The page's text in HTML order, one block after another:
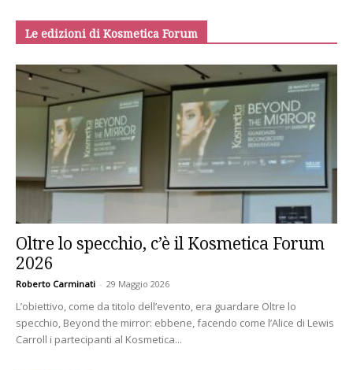
Le edizioni di Kosmetica Forum
Oltre lo specchio, c’è il Kosmetica Forum
2026
Roberto Carminati - 29 Maggio 2026
L’obiettivo, come da titolo dell’evento, era guardare Oltre lo
specchio, Beyond the mirror: ebbene, facendo come l’Alice di Lewis
Carroll i partecipanti al Kosmetica...